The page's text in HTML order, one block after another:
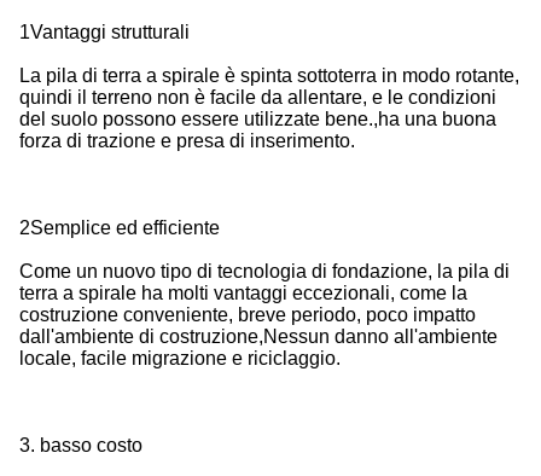
1Vantaggi strutturali
La pila di terra a spirale è spinta sottoterra in modo rotante,
quindi il terreno non è facile da allentare, e le condizioni
del suolo possono essere utilizzate bene.,ha una buona
forza di trazione e presa di inserimento.
2Semplice ed efficiente
Come un nuovo tipo di tecnologia di fondazione, la pila di
terra a spirale ha molti vantaggi eccezionali, come la
costruzione conveniente, breve periodo, poco impatto
dall'ambiente di costruzione,Nessun danno all'ambiente
locale, facile migrazione e riciclaggio.
3. basso costo